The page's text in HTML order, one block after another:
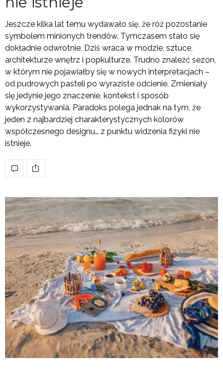
Jeszcze kilka lat temu wydawało się, że róż pozostanie
symbolem minionych trendów. Tymczasem stało się
dokładnie odwrotnie. Dziś wraca w modzie, sztuce,
architekturze wnętrz i popkulturze. Trudno znaleźć sezon,
w którym nie pojawiałby się w nowych interpretacjach –
od pudrowych pasteli po wyraziste odcienie. Zmieniały
się jedynie jego znaczenie, kontekst i sposób
wykorzystywania. Paradoks polega jednak na tym, że
jeden z najbardziej charakterystycznych kolorów
współczesnego designu… z punktu widzenia fizyki nie
istnieje.